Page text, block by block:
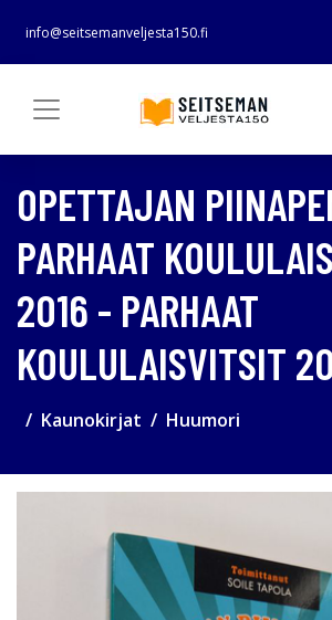
info@seitsemanveljesta150.fi
OPETTAJAN
PARHAAT
2016 - PARHAAT
KOULULAISVITSIT
Kaunokirjat Huumori